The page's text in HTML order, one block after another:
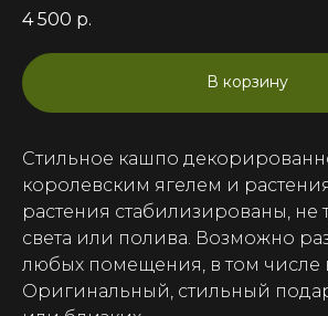
4 500 р.
В корзину
Стильное кашпо
королевским ягелем и
растения стабилизированы, не
света или полива. Возможно
любых помещения, в том числе
Оригинальный, стильный